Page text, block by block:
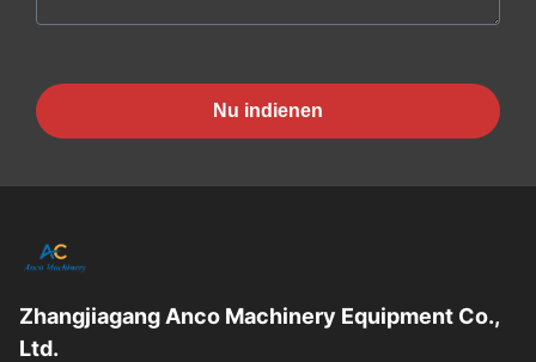
Nu indienen
Zhangjiagang Anco Machinery Equipment Co.,
Ltd.